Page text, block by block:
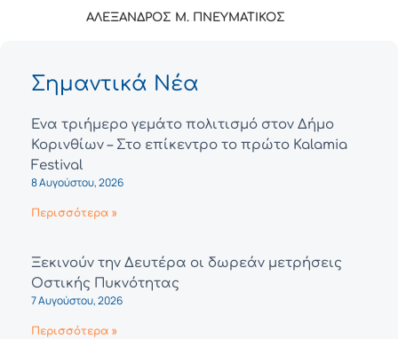
ΑΛΕΞΑΝΔΡΟΣ Μ. ΠΝΕΥΜΑΤΙΚΟΣ
Σημαντικά Νέα
Ένα τριήμερο γεμάτο πολιτισμό στον Δήμο
Κορινθίων – Στο επίκεντρο το πρώτο Kalamia
Festival
8 Αυγούστου, 2026
Περισσότερα »
Ξεκινούν την Δευτέρα οι δωρεάν μετρήσεις
Οστικής Πυκνότητας
7 Αυγούστου, 2026
Περισσότερα »